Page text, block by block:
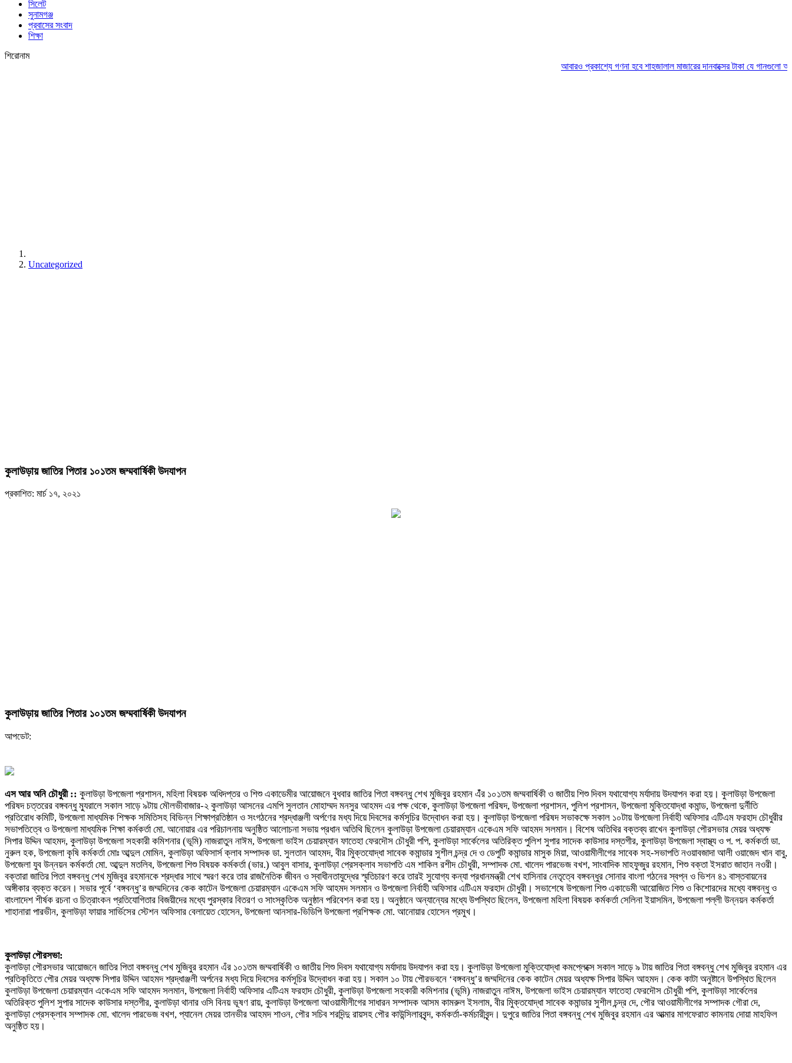
সিলেট
সুনামগঞ্জ
প্রবাসের সংবাদ
শিক্ষা
শিরোনাম
আবারও প্রকাশ্যে গণনা হবে শাহজালাল মাজারের দানবাক্সের টাকাযে গানগুলো আজও ফিরিয়ে
Uncategorized
কুলাউড়ায় জাতির পিতার ১০১তম জম্মবার্ষিকী উদযাপন
প্রকাশিত: মার্চ ১৭, ২০২১
কুলাউড়ায় জাতির পিতার ১০১তম জম্মবার্ষিকী উদযাপন
আপডেট:
এস আর অনি চৌধুরী :: কুলাউড়া উপজেলা প্রশাসন, মহিলা বিষয়ক অধিদপ্তর ও শিশু একাডেমীর আয়োজনে বুধবার জাতির পিতা বঙ্গবন্ধু শেখ মুজিবুর রহমান এঁঁর ১০১তম জম্মবার্ষিকী ও জাতীয় শিশু দিবস যথাযোগ্য মর্যাদায় উদযাপন করা হয়। কুলাউড়া উপজেলা
পরিষদ চত্তরের বঙ্গবন্ধু ম্যুরালে সকাল সাড়ে ৯টায় মৌলভীবাজার-২ কুলাউড়া আসনের এমপি সুলতান মোহাম্মদ মনসুর আহমদ এর পক্ষ থেকে, কুলাউড়া উপজেলা পরিষদ, উপজেলা প্রশাসন, পুলিশ প্রশাসন, উপজেলা মুক্তিযোদ্ধা কমান্ড, উপজেলা দুর্নীতি
প্রতিরোধ কমিটি, উপজেলা মাধ্যমিক শিক্ষক সমিতিসহ বিভিন্ন শিক্ষাপ্রতিষ্ঠান ও সংগঠনের শ্রদ্ধাঞ্জলী অর্পণের মধ্য দিয়ে দিবসের কর্মসূচির উদ্বোধন করা হয়। কুলাউড়া উপজেলা পরিষদ সভাকক্ষে সকাল ১০টায় উপজেলা নির্বাহী অফিসার এটিএম ফরহাদ চৌধুরীর
সভাপতিত্বে ও উপজেলা মাধ্যমিক শিক্ষা কর্মকর্তা মো. আনোয়ার এর পরিচালনায় অনুষ্ঠিত আলোচনা সভায় প্রধান অতিথি ছিলেন কুলাউড়া উপজেলা চেয়ারম্যান একেএম সফি আহমদ সলমান। বিশেষ অতিথির বক্তব্য রাখেন কুলাউড়া পৌরসভার মেয়র অধ্যক্ষ
সিপার উদ্দিন আহমদ, কুলাউড়া উপজেলা সহকারী কমিশনার (ভূমি) নাজরাতুন নাঈম, উপজেলা ভাইস চেয়ারম্যান ফাতেহা ফেরদৌস চৌধুরী পপি, কুলাউড়া সার্কেলের অতিরিক্ত পুলিশ সুপার সাদেক কাউসার দস্তগীর, কুলাউড়া উপজেলা স্বাস্থ্য ও প. প. কর্মকর্তা ডা.
নুরুল হক, উপজেলা কৃষি কর্মকর্তা মোঃ আব্দুল মোমিন, কুলাউড়া অফিসার্স ক্লাব সম্পাদক ডা. সুলতান আহমদ, বীর মুিক্তযোদ্ধা সাবেক কমান্ডার সুশীল চন্দ্র দে ও ডেপুটি কমান্ডার মাসুক মিয়া, আওয়ামীলীগের সাবেক সহ-সভাপতি নওয়াবজাদা আলী ওয়াজেদ খান বাবু,
উপজেলা যুব উন্নয়ন কর্মকর্তা মো. আব্দুল মতলিব, উপজেলা শিশু বিষয়ক কর্মকর্তা (ভার.) আবুল বাসার, কুলাউড়া প্রেসক্লাব সভাপতি এম শাকিল রশীদ চৌধুরী, সম্পাদক মো. খালেদ পারভেজ বখশ, সাংবাদিক মাহফুজুর রহমান, শিশু বক্তা ইসরাত জাহান নওরী।
বক্তারা জাতির পিতা বঙ্গবন্ধু শেখ মুজিবুর রহমানকে শ্রদ্ধার সাথে স্মরণ করে তার রাজনৈতিক জীবন ও স্বাধীনতাযুদ্ধের স্মৃতিচারণ করে তারই সুযোগ্য কন্যা প্রধানমন্ত্রী শেখ হাসিনার নেতৃত্বে বঙ্গবন্ধুর সোনার বাংলা গঠনের স্বপ্ন ও ভিশন ৪১ বাস্তবায়নের
অঙ্গীকার ব্যক্ত করেন। সভার পূর্বে ‘বঙ্গবন্ধু’র জম্মদিনের কেক কাটেন উপজেলা চেয়ারম্যান একেএম সফি আহমদ সলমান ও উপজেলা নির্বাহী অফিসার এটিএম ফরহাদ চৌধুরী। সভাশেষে উপজেলা শিশু একাডেমী আয়োজিত শিশু ও কিশোরদের মধ্যে বঙ্গবন্ধু ও
বাংলাদেশ শীর্ষক রচনা ও চিত্রাংকন প্রতিযোগিতার বিজয়ীদের মধ্যে পুরস্কার বিতরণ ও সাংস্কৃতিক অনুষ্ঠান পরিবেশন করা হয়। অনুষ্ঠানে অন্যান্যের মধ্যে উপস্থিত ছিলেন, উপজেলা মহিলা বিষয়ক কর্মকর্তা সেলিনা ইয়াসমিন, উপজেলা পল্লী উন্নয়ন কর্মকর্তা
শাহানারা পারভীন, কুলাউড়া ফায়ার সার্ভিসের স্টেশন অফিসার বেলায়েত হোসেন, উপজেলা আনসার-ভিডিপি উপজেলা প্রশিক্ষক মো. আনোয়ার হোসেন প্রমুখ।
কুলাউড়া পৌরসভা:
কুলাউড়া পৌরসভার আয়োজনে জাতির পিতা বঙ্গবন্ধু শেখ মুজিবুর রহমান এঁর ১০১তম জম্মবার্ষিকী ও জাতীয় শিশু দিবস যথাযোগ্য মর্যাদায় উদযাপন করা হয়। কুলাউড়া উপজেলা মুক্তিযোদ্ধা কমপ্লেক্সে সকাল সাড়ে ৯ টায় জাতির পিতা বঙ্গবন্ধু শেখ মুজিবুর রহমান এর
প্রতিকৃতিতে পৌর মেয়র অধ্যক্ষ সিপার উদ্দিন আহমদ শ্রদ্ধাঞ্জলী অর্পনের মধ্য দিয়ে দিবসের কর্মসূচির উদ্বোধন করা হয়। সকাল ১০ টায় পৌরভবনে ‘বঙ্গবন্ধু’র জম্মদিনের কেক কাটেন মেয়র অধ্যক্ষ সিপার উদ্দিন আহমদ। কেক কাটা অনুষ্টানে উপস্থিত ছিলেন
কুলাউড়া উপজেলা চেয়ারম্যান একেএম সফি আহমদ সলমান, উপজেলা নির্বাহী অফিসার এটিএম ফরহাদ চৌধুরী, কুলাউড়া উপজেলা সহকারী কমিশনার (ভূমি) নাজরাতুন নাঈম, উপজেলা ভাইস চেয়ারম্যান ফাতেহা ফেরদৌস চৌধুরী পপি, কুলাউড়া সার্কেলের
অতিরিক্ত পুলিশ সুপার সাদেক কাউসার দস্তগীর, কুলাউড়া থানার ওসি বিনয় ভূষণ রায়, কুলাউড়া উপজেলা আওয়ামীলীগের সাধারন সম্পাদক আসম কামরুল ইসলাম, বীর মুিক্তযোদ্ধা সাবেক কমান্ডার সুশীল চন্দ্র দে, পৌর আওয়ামীলীগের সম্পাদক গৌরা দে,
কুলাউড়া প্রেসক্লাব সম্পাদক মো. খালেদ পারভেজ বখশ, প্যানেল মেয়র তানভীর আহমদ শাওন, পৌর সচিব শরদিন্দু রায়সহ পৌর কাউন্সিলারবৃন্দ, কর্মকর্তা-কর্মচারীবৃন্দ। দুপুরে জাতির পিতা বঙ্গবন্ধু শেখ মুজিবুর রহমান এর আত্মার মাগফেরাত কামনায় দোয়া মাহফিল
অনুষ্ঠিত হয়।